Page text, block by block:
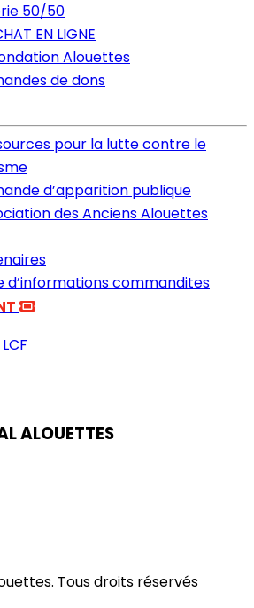
50/50
EN LIGNE
Alouettes
de dons
pour la lutte contre le
d’apparition publique
des Anciens Alouettes
d’informations commandites
ALOUETTES
Tous droits réservés